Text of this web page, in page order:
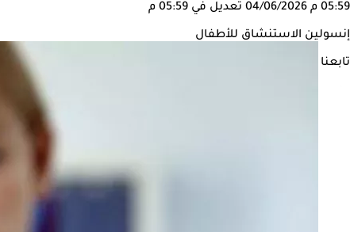
05:59 م 04/06/2026 تعديل في 05:59 م
إنسولين الاستنشاق للأطفال
تابعنا على